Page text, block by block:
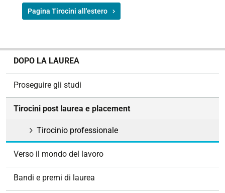
Pagina Tirocini all'estero
i
DOPO LA LAUREA
Proseguire gli studi
Tirocini post laurea e placement
Tirocinio professionale
Verso il mondo del lavoro
Bandi e premi di laurea